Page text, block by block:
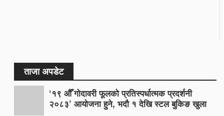
ताजा अपडेट
‘१९ औँ गोदावरी फूलको प्रतिस्पर्धात्मक प्रदर्शनी
२०८३’ आयोजना हुने, भदौ १ देखि स्टल बुकिङ खुला